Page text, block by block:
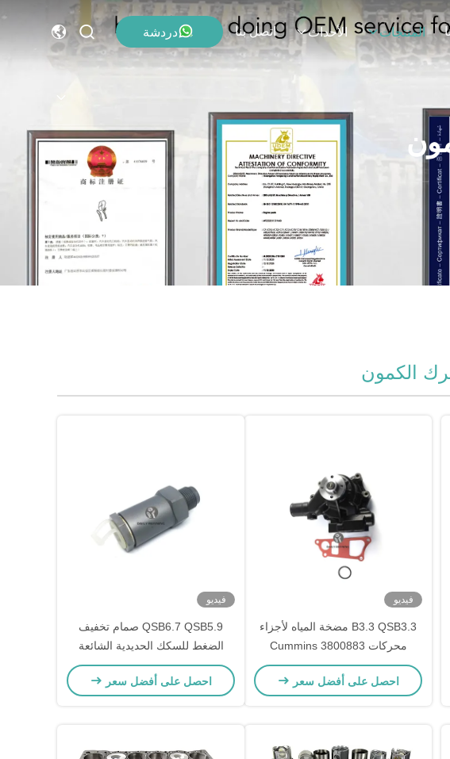
المنتجات الأحداث اتصل بنا دردشة
الكمون
فيديو
B3.3 QSB3.3 مضخة المياه لأجزاء
محركات Cummins 3800883
4981207
احصل على أفضل سعر
فيديو
QSB6.7 QSB5.9 صمام تخفيف
الضغط للسكك الحديدية الشائعة
لأجزاء كامينز 3963808
احصل على أفضل سعر